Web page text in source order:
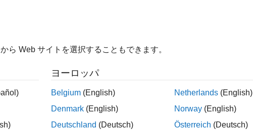
してください。そ
人材ネットワーク に登録して、最新の求人に関する更新情報を
一部の求人情報は翻訳されていません。ご希望の地域ですべ
ださい。
ら Web サイトを選択することもできます。
ヨーロッパ
Belgium (English)
Denmark (English)
Deutschland (Deutsch)
Netherlands (English)
Norway (English)
Österreich (Deutsch)